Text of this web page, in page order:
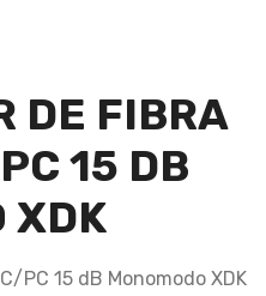
DE FIBRA
15 DB
XDK
PC 15 dB Monomodo XDK